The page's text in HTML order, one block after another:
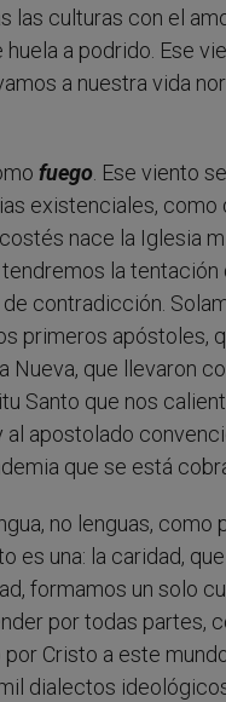
culturas con el
a podrido. Ese
a nuestra vida
fuego . Ese viento
existenciales, como
nace la Iglesia
la tentación
contradicción.
primeros apóstoles,
que llevaron
Santo que nos
apostolado
que se está
no lenguas,
es una: la caridad,
formamos un solo
por todas partes,
Cristo a este
dialectos